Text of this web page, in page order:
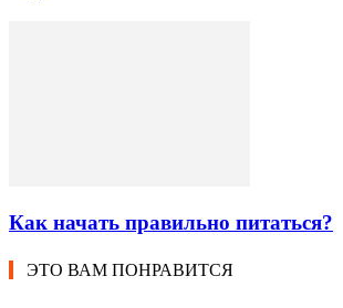
Как начать правильно питаться?
ЭТО ВАМ ПОНРАВИТСЯ